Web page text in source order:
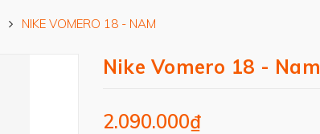
NIKE VOMERO 18 - NAM
Nike Vomero 18 - Nam
2.090.000₫